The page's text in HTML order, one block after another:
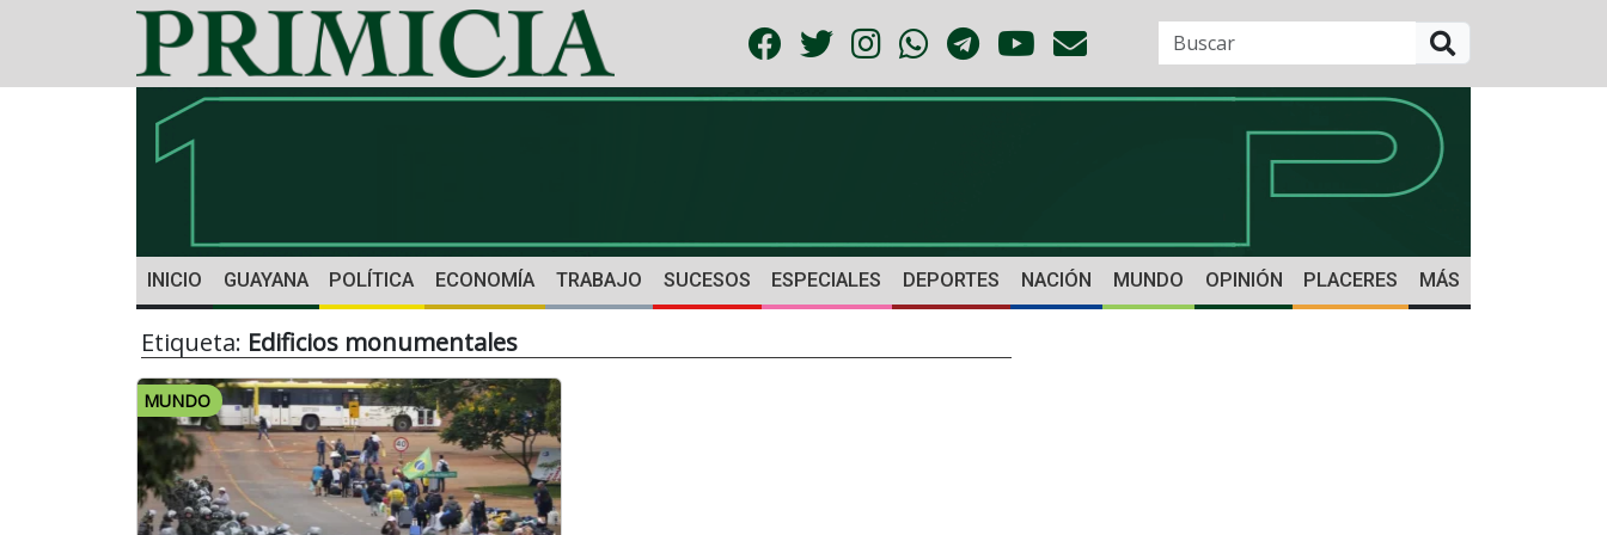
INICIO GUAYANA POLÍTICA ECONOMÍA TRABAJO SUCESOS ESPECIALES DEPORTES NACIÓN MUNDO OPINIÓN PLACERES MÁS
Etiqueta: Edificios monumentales
MUNDO